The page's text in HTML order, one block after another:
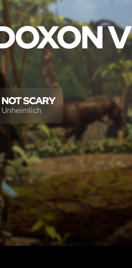
NOT SCARY
Unheimlich